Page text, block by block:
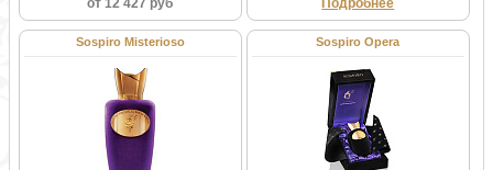
от 12 427 руб Подробнее
Sospiro Misterioso Sospiro Opera